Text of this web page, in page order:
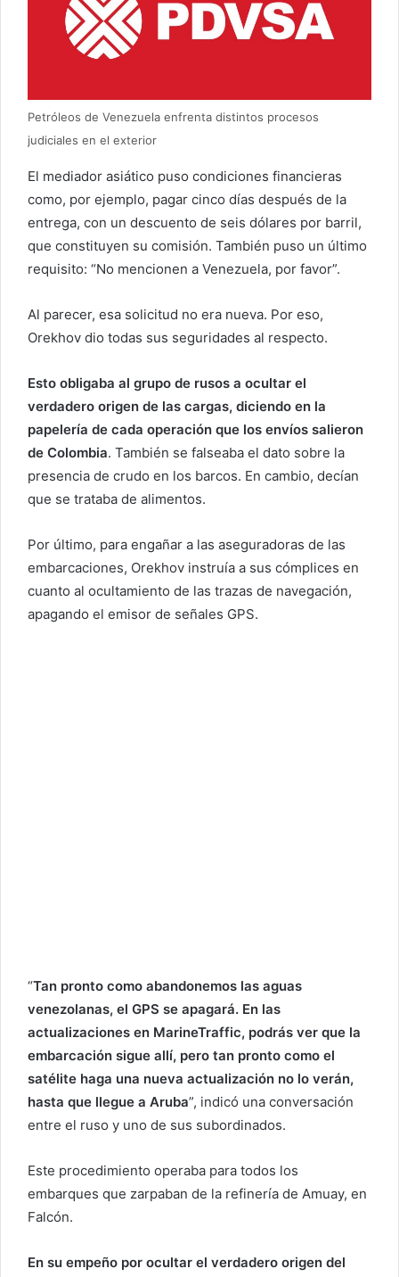
Petróleos de Venezuela enfrenta distintos procesos
judiciales en el exterior
El mediador asiático puso condiciones financieras
como, por ejemplo, pagar cinco días después de la
entrega, con un descuento de seis dólares por barril,
que constituyen su comisión. También puso un último
requisito: “No mencionen a Venezuela, por favor”.
Al parecer, esa solicitud no era nueva. Por eso,
Orekhov dio todas sus seguridades al respecto.
Esto obligaba al grupo de rusos a ocultar el
verdadero origen de las cargas, diciendo en la
papelería de cada operación que los envíos salieron
de Colombia. También se falseaba el dato sobre la
presencia de crudo en los barcos. En cambio, decían
que se trataba de alimentos.
Por último, para engañar a las aseguradoras de las
embarcaciones, Orekhov instruía a sus cómplices en
cuanto al ocultamiento de las trazas de navegación,
apagando el emisor de señales GPS.
“Tan pronto como abandonemos las aguas
venezolanas, el GPS se apagará. En las
actualizaciones en MarineTraffic, podrás ver que la
embarcación sigue allí, pero tan pronto como el
satélite haga una nueva actualización no lo verán,
hasta que llegue a Aruba”, indicó una conversación
entre el ruso y uno de sus subordinados.
Este procedimiento operaba para todos los
embarques que zarpaban de la refinería de Amuay, en
Falcón.
En su empeño por ocultar el verdadero origen del